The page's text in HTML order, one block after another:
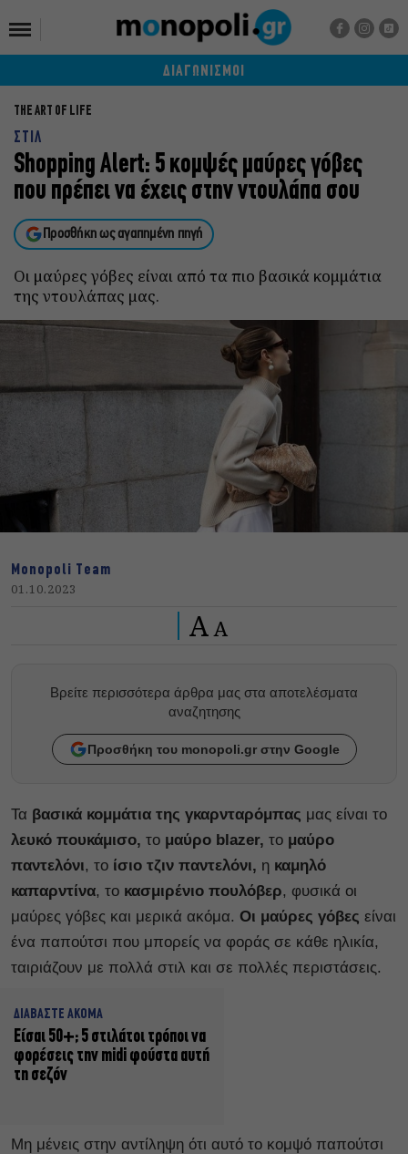
ΔΙΑΓΩΝΙΣΜΟΙ
THE ART OF LIFE
ΣΤΙΛ
Shopping Alert: 5 κομψές μαύρες γόβες
που πρέπει να έχεις στην ντουλάπα σου
Προσθήκη ως αγαπημένη πηγή
Οι μαύρες γόβες είναι από τα πιο βασικά κομμάτια
της ντουλάπας μας.
Monopoli Team
01.10.2023
A A
Βρείτε περισσότερα άρθρα μας στα αποτελέσματα
αναζητησης
Προσθήκη του monopoli.gr στην Google
Τα βασικά κομμάτια της γκαρνταρόμπας μας είναι το
λευκό πουκάμισο, το μαύρο blazer, το μαύρο
παντελόνι, το ίσιο τζιν παντελόνι, η καμηλό
καπαρντίνα, το κασμιρένιο πουλόβερ, φυσικά οι
μαύρες γόβες και μερικά ακόμα. Οι μαύρες γόβες είναι
ένα παπούτσι που μπορείς να φοράς σε κάθε ηλικία,
ταιριάζουν με πολλά στιλ και σε πολλές περιστάσεις.
ΔΙΑΒΑΣΤΕ ΑΚΟΜΑ
Είσαι 50+; 5 στιλάτοι τρόποι να
φορέσεις την midi φούστα αυτή
τη σεζόν
Μη μένεις στην αντίληψη ότι αυτό το κομψό παπούτσι